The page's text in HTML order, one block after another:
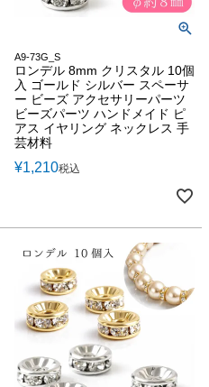
A9-73G_S
ロンデル 8mm クリスタル 10個
入 ゴールド シルバー スペーサ
ー ビーズ アクセサリーパーツ
ビーズパーツ ハンドメイド ピ
アス イヤリング ネックレス 手
芸材料
¥1,210税込